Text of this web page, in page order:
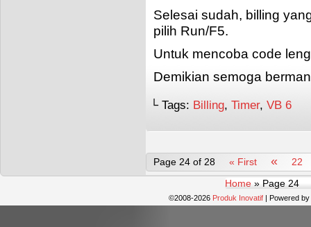
Selesai sudah, billing
pilih Run/F5.
Untuk mencoba code
Demikian semoga
└ Tags: Billing, Timer, VB 6
Page 24 of 28 « First «
22
Home » Page 24
©2008-2026 Produk Inovatif | Powered by